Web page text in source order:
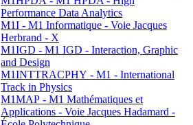
Performance Data Analytics
M1I - M1 Informatique - Voie Jacques
Herbrand - X
M1IGD - M1 IGD - Interaction, Graphic
and Design
M1INTTRACPHY - M1 - International
Track in Physics
M1MAP - M1 Mathématiques et
Applications - Voie Jacques Hadamard -